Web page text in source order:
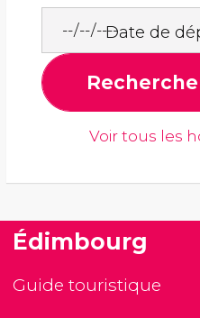
Date de
Voir tous les
Édimbourg
Guide touristique